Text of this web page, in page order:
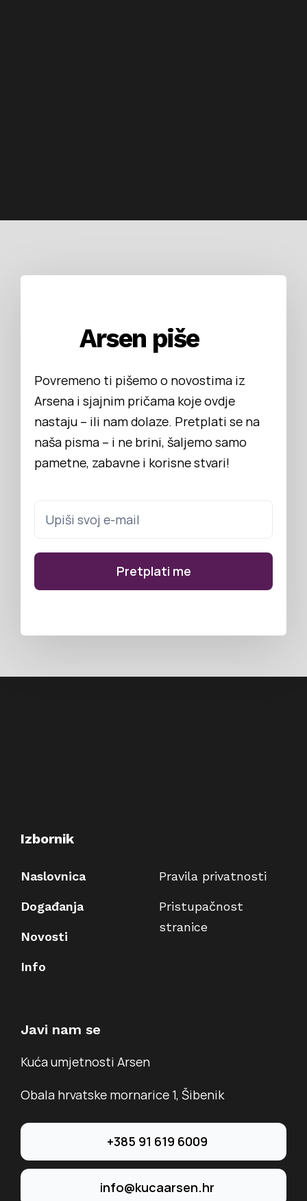
Arsen piše
Povremeno ti pišemo o novostima iz
Arsena i sjajnim pričama koje ovdje
nastaju – ili nam dolaze. Pretplati se na
naša pisma – i ne brini, šaljemo samo
pametne, zabavne i korisne stvari!
Izbornik
Naslovnica
Događanja
Novosti
Info
Pravila privatnosti
Pristupačnost
stranice
Javi nam se
Kuća umjetnosti Arsen
Obala hrvatske mornarice 1, Šibenik
+385 91 619 6009
info@kucaarsen.hr